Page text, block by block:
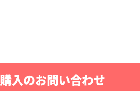
購入のお問い合わせ